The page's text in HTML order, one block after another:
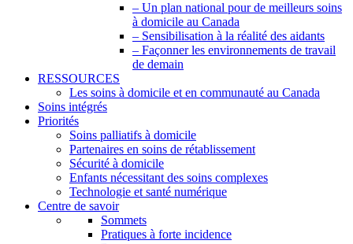
– Un plan national pour de meilleurs soins
à domicile au Canada
– Sensibilisation à la réalité des aidants
– Façonner les environnements de travail
de demain
RESSOURCES
Les soins à domicile et en communauté au Canada
Soins intégrés
Priorités
Soins palliatifs à domicile
Partenaires en soins de rétablissement
Sécurité à domicile
Enfants nécessitant des soins complexes
Technologie et santé numérique
Centre de savoir
Sommets
Pratiques à forte incidence